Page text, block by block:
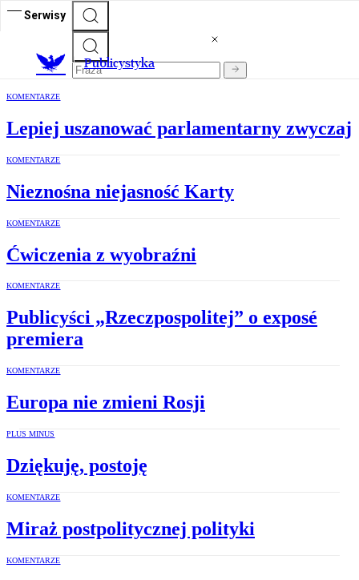
Serwisy
Publicystyka
KOMENTARZE
Lepiej uszanować parlamentarny zwyczaj
KOMENTARZE
Nieznośna niejasność Karty
KOMENTARZE
Ćwiczenia z wyobraźni
KOMENTARZE
Publicyści „Rzeczpospolitej” o exposé
premiera
KOMENTARZE
Europa nie zmieni Rosji
PLUS MINUS
Dziękuję, postoję
KOMENTARZE
Miraż postpolitycznej polityki
KOMENTARZE